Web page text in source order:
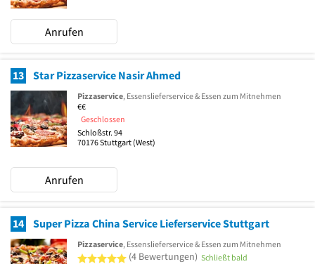
Anrufen
13 Star Pizzaservice Nasir Ahmed
Pizzaservice, Essenslieferservice & Essen zum Mitnehmen
€€
Geschlossen
Schloßstr. 94
70176Stuttgart (West)
Anrufen
14 Super Pizza China Service Lieferservice Stuttgart
Pizzaservice, Essenslieferservice & Essen zum Mitnehmen
5 von 5 Sternen
(4 Bewertungen) Schließt bald